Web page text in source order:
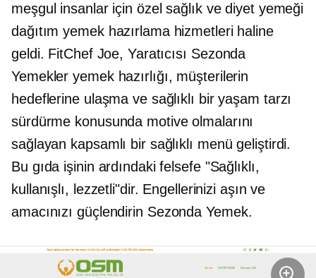
meşgul insanlar için özel sağlık ve diyet yemeği
dağıtım yemek hazırlama hizmetleri haline
geldi. FitChef Joe, Yaratıcısı Sezonda
Yemekler yemek hazırlığı, müşterilerin
hedeflerine ulaşma ve sağlıklı bir yaşam tarzı
sürdürme konusunda motive olmalarını
sağlayan kapsamlı bir sağlıklı menü geliştirdi.
Bu gıda işinin ardındaki felsefe "Sağlıklı,
kullanışlı, lezzetli"dir. Engellerinizi aşın ve
amacınızı güçlendirin SezondaYemek.